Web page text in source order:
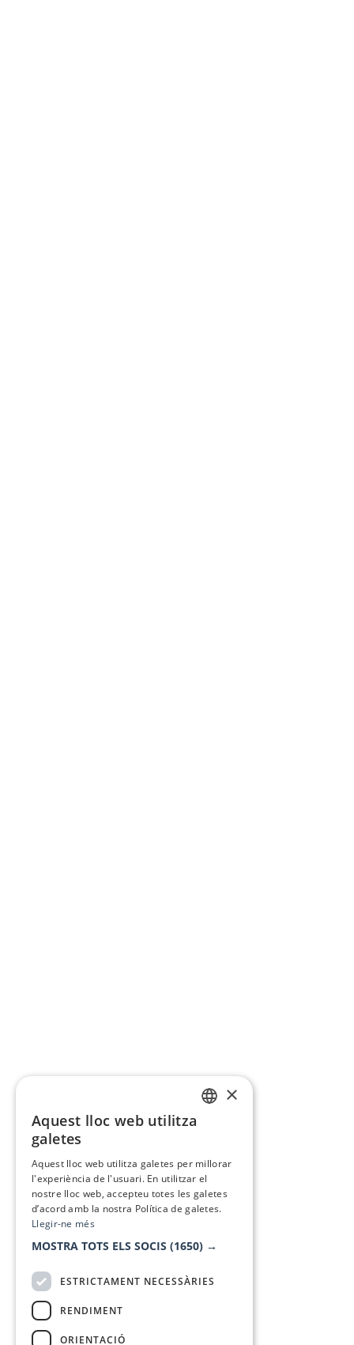
×
Aquest lloc web utilitza
galetes
Aquest lloc web utilitza galetes per millorar
l'experiència de l'usuari. En utilitzar el
nostre lloc web, accepteu totes les galetes
d’acord amb la nostra Política de galetes.
Llegir-ne més
MOSTRA TOTS ELS SOCIS (1650) →
ESTRICTAMENT NECESSÀRIES
RENDIMENT
ORIENTACIÓ